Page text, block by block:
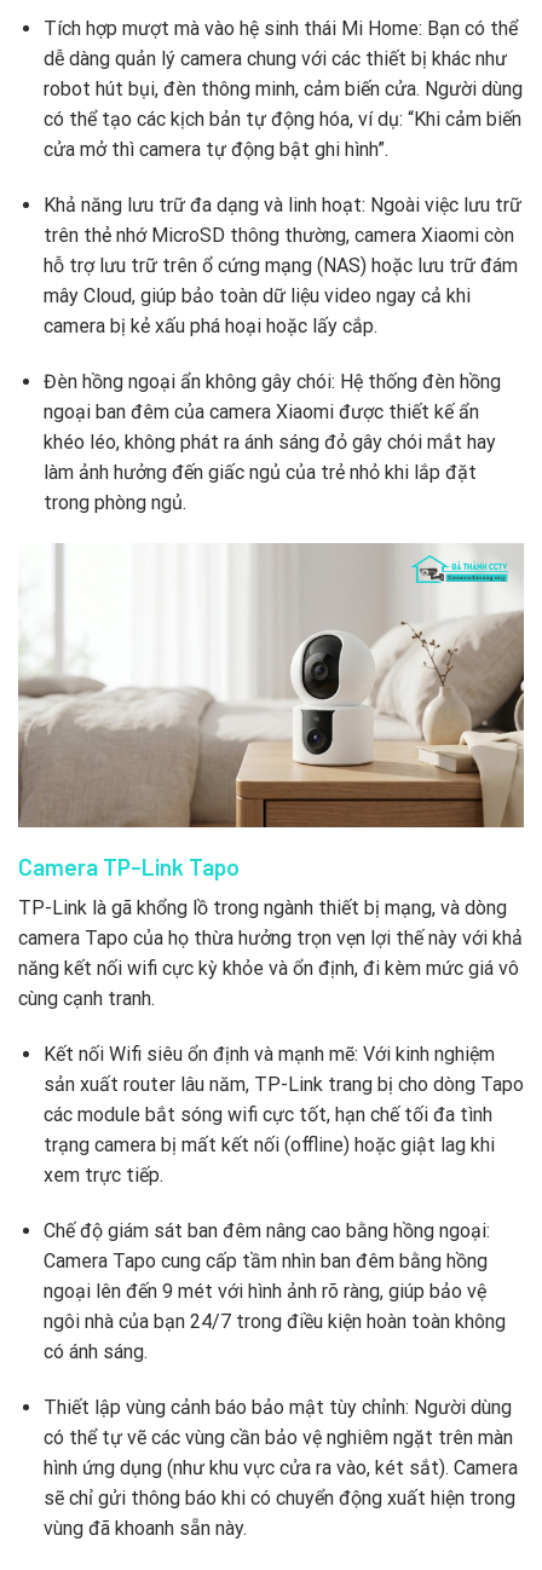
Tích hợp mượt mà vào hệ sinh thái Mi Home: Bạn có thể
dễ dàng quản lý camera chung với các thiết bị khác như
robot hút bụi, đèn thông minh, cảm biến cửa. Người dùng
có thể tạo các kịch bản tự động hóa, ví dụ: “Khi cảm biến
cửa mở thì camera tự động bật ghi hình”.
Khả năng lưu trữ đa dạng và linh hoạt: Ngoài việc lưu trữ
trên thẻ nhớ MicroSD thông thường, camera Xiaomi còn
hỗ trợ lưu trữ trên ổ cứng mạng (NAS) hoặc lưu trữ đám
mây Cloud, giúp bảo toàn dữ liệu video ngay cả khi
camera bị kẻ xấu phá hoại hoặc lấy cắp.
Đèn hồng ngoại ẩn không gây chói: Hệ thống đèn hồng
ngoại ban đêm của camera Xiaomi được thiết kế ẩn
khéo léo, không phát ra ánh sáng đỏ gây chói mắt hay
làm ảnh hưởng đến giấc ngủ của trẻ nhỏ khi lắp đặt
trong phòng ngủ.
Camera TP-Link Tapo
TP-Link là gã khổng lồ trong ngành thiết bị mạng, và dòng
camera Tapo của họ thừa hưởng trọn vẹn lợi thế này với khả
năng kết nối wifi cực kỳ khỏe và ổn định, đi kèm mức giá vô
cùng cạnh tranh.
Kết nối Wifi siêu ổn định và mạnh mẽ: Với kinh nghiệm
sản xuất router lâu năm, TP-Link trang bị cho dòng Tapo
các module bắt sóng wifi cực tốt, hạn chế tối đa tình
trạng camera bị mất kết nối (offline) hoặc giật lag khi
xem trực tiếp.
Chế độ giám sát ban đêm nâng cao bằng hồng ngoại:
Camera Tapo cung cấp tầm nhìn ban đêm bằng hồng
ngoại lên đến 9 mét với hình ảnh rõ ràng, giúp bảo vệ
ngôi nhà của bạn 24/7 trong điều kiện hoàn toàn không
có ánh sáng.
Thiết lập vùng cảnh báo bảo mật tùy chỉnh: Người dùng
có thể tự vẽ các vùng cần bảo vệ nghiêm ngặt trên màn
hình ứng dụng (như khu vực cửa ra vào, két sắt). Camera
sẽ chỉ gửi thông báo khi có chuyển động xuất hiện trong
vùng đã khoanh sẵn này.